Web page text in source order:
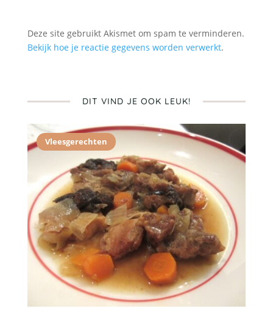
Deze site gebruikt Akismet om spam te verminderen.
Bekijk hoe je reactie gegevens worden verwerkt.
DIT VIND JE OOK LEUK!
Vleesgerechten